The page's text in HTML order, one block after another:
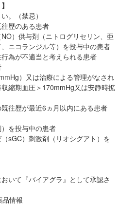
。（禁忌）
歴のある患者
）供与剤（ニトログリセリン、亜
ニコランジル等）を投与中の患者
為が不適当と考えられる患者
）又は治療による管理がなされ
縮期血圧＞170mmHg又は安静時拡
往歴が最近6ヵ月以内にある患者
を投与中の患者
sGC）刺激剤（リオシグアト）を
いて『バイアグラ』として承認さ
品情報